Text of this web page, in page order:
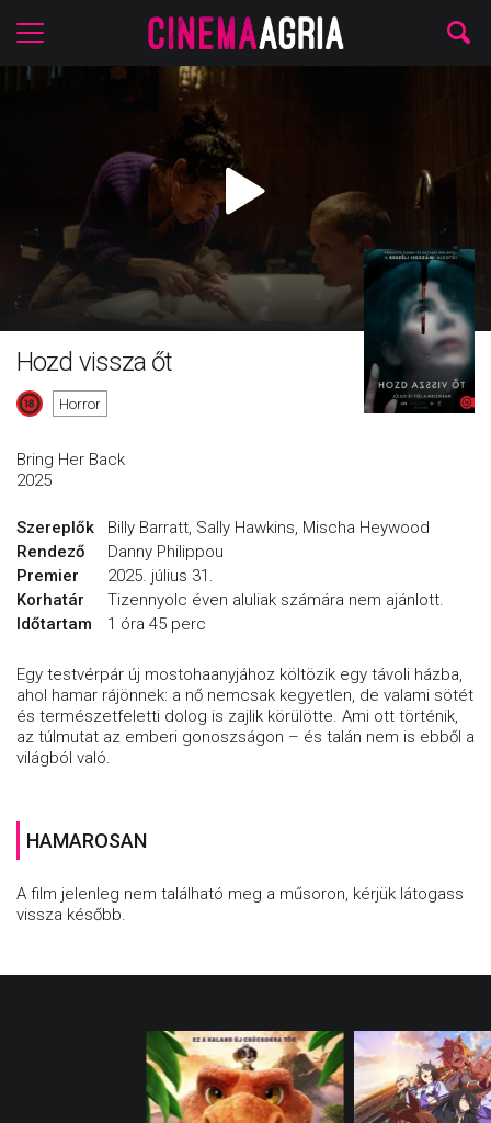
Hozd vissza őt
Horror
Bring Her Back
2025
Szereplők
Billy Barratt, Sally Hawkins, Mischa Heywood
Rendező
Danny Philippou
Premier
2025. július 31.
Korhatár
Tizennyolc éven aluliak számára nem ajánlott.
Időtartam
1 óra 45 perc
Egy testvérpár új mostohaanyjához költözik egy távoli házba,
ahol hamar rájönnek: a nő nemcsak kegyetlen, de valami sötét
és természetfeletti dolog is zajlik körülötte. Ami ott történik,
az túlmutat az emberi gonoszságon – és talán nem is ebből a
világból való.
HAMAROSAN
A film jelenleg nem található meg a műsoron, kérjük látogass
vissza később.